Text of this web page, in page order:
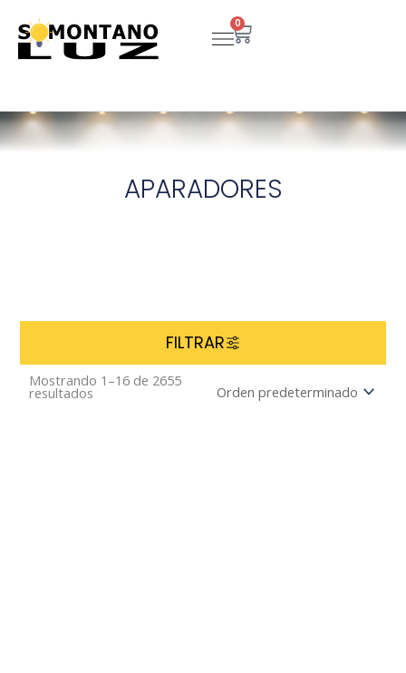
contenido
0
Carrito
APARADORES
FILTRAR
Mostrando 1–16 de 2655
resultados